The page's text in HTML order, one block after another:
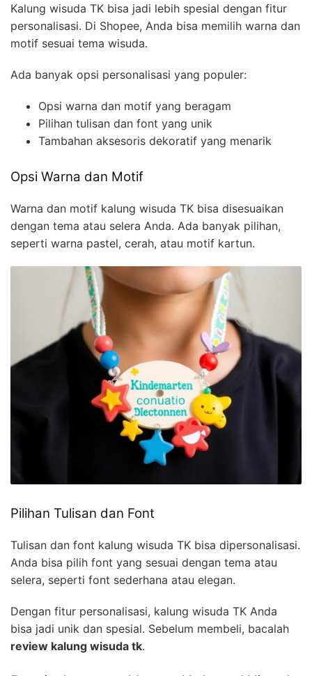
Kalung wisuda TK bisa jadi lebih spesial dengan fitur
personalisasi. Di Shopee, Anda bisa memilih warna dan
motif sesuai tema wisuda.
Ada banyak opsi personalisasi yang populer:
Opsi warna dan motif yang beragam
Pilihan tulisan dan font yang unik
Tambahan aksesoris dekoratif yang menarik
Opsi Warna dan Motif
Warna dan motif kalung wisuda TK bisa disesuaikan
dengan tema atau selera Anda. Ada banyak pilihan,
seperti warna pastel, cerah, atau motif kartun.
Pilihan Tulisan dan Font
Tulisan dan font kalung wisuda TK bisa dipersonalisasi.
Anda bisa pilih font yang sesuai dengan tema atau
selera, seperti font sederhana atau elegan.
Dengan fitur personalisasi, kalung wisuda TK Anda
bisa jadi unik dan spesial. Sebelum membeli, bacalah
review kalung wisuda tk.